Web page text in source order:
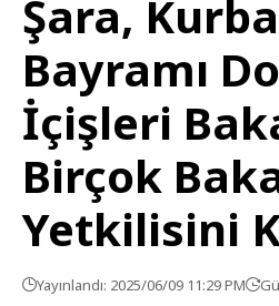
Şara,
Bayramı
İçişleri
Birçok
Yetkilisini
Yayınlandı: 2025/06/09 11:29 PM